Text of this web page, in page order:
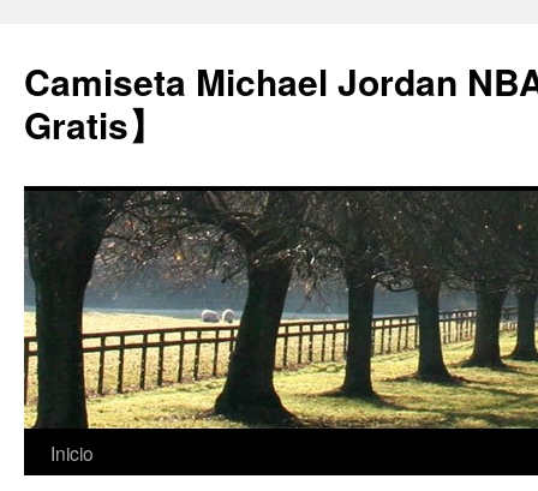
Camiseta Michael Jordan
Gratis】
Saltar
Inicio